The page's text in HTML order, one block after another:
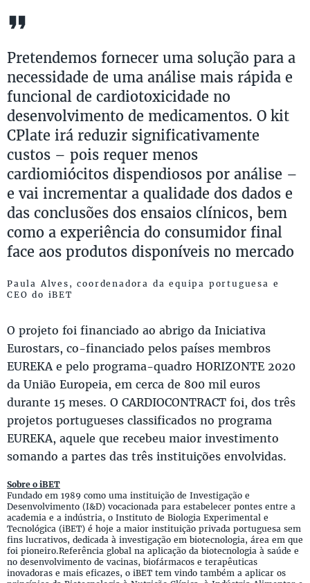
Pretendemos fornecer uma solução para a
necessidade de uma análise mais rápida e
funcional de cardiotoxicidade no
desenvolvimento de medicamentos. O kit
CPlate irá reduzir significativamente
custos – pois requer menos
cardiomiócitos dispendiosos por análise –
e vai incrementar a qualidade dos dados e
das conclusões dos ensaios clínicos, bem
como a experiência do consumidor final
face aos produtos disponíveis no mercado
Paula Alves, coordenadora da equipa portuguesa e
CEO do iBET
O projeto foi financiado ao abrigo da Iniciativa
Eurostars, co-financiado pelos países membros
EUREKA e pelo programa-quadro HORIZONTE 2020
da União Europeia, em cerca de 800 mil euros
durante 15 meses. O CARDIOCONTRACT foi, dos três
projetos portugueses classificados no programa
EUREKA, aquele que recebeu maior investimento
somando a partes das três instituições envolvidas.
Sobre o iBET
Fundado em 1989 como uma instituição de Investigação e
Desenvolvimento (I&D) vocacionada para estabelecer pontes entre a
academia e a indústria, o Instituto de Biologia Experimental e
Tecnológica (iBET) é hoje a maior instituição privada portuguesa sem
fins lucrativos, dedicada à investigação em biotecnologia, área em que
foi pioneiro.Referência global na aplicação da biotecnologia à saúde e
no desenvolvimento de vacinas, biofármacos e terapêuticas
inovadoras e mais eficazes, o iBET tem vindo também a aplicar os